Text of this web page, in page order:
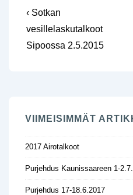
Artikkelien
selaus
Edellinen
‹ Sotkan
vesillelaskutalkoot
Sipoossa 2.5.2015
VIIMEISIMMÄT
2017 Airotalkoot
Purjehdus Kaunissaareen 1-
Purjehdus 17-18.6.2017